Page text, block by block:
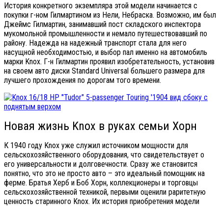
История конкретного экземпляра этой модели начинается с
покупки г-ном Гилмартином из Нели, Небраска. Возможно, им был
Джеймс Гилмартин, занимавший пост складского инспектора
мукомольной промышленности и немало путешествовавший по
району. Надежда на надежный транспорт стала для него
насущной необходимостью, и выбор пал именно на автомобиль
марки Knox. Г-н Гилмартин проявил изобретательность, установив
на своем авто диски Standard Universal большего размера для
лучшего прохождения по дорогам того времени.
Новая жизнь Knox в руках семьи Хорн
К 1940 году Knox уже служил источником мощности для
сельскохозяйственного оборудования, что свидетельствует о
его универсальности и долговечности. Сразу же становится
понятно, что это не просто авто – это идеальный помощник на
ферме. Братья Херб и Боб Хорн, коллекционеры и торговцы
сельскохозяйственной техникой, первыми оценили раритетную
ценность старинного Knox. Их история приобретения модели